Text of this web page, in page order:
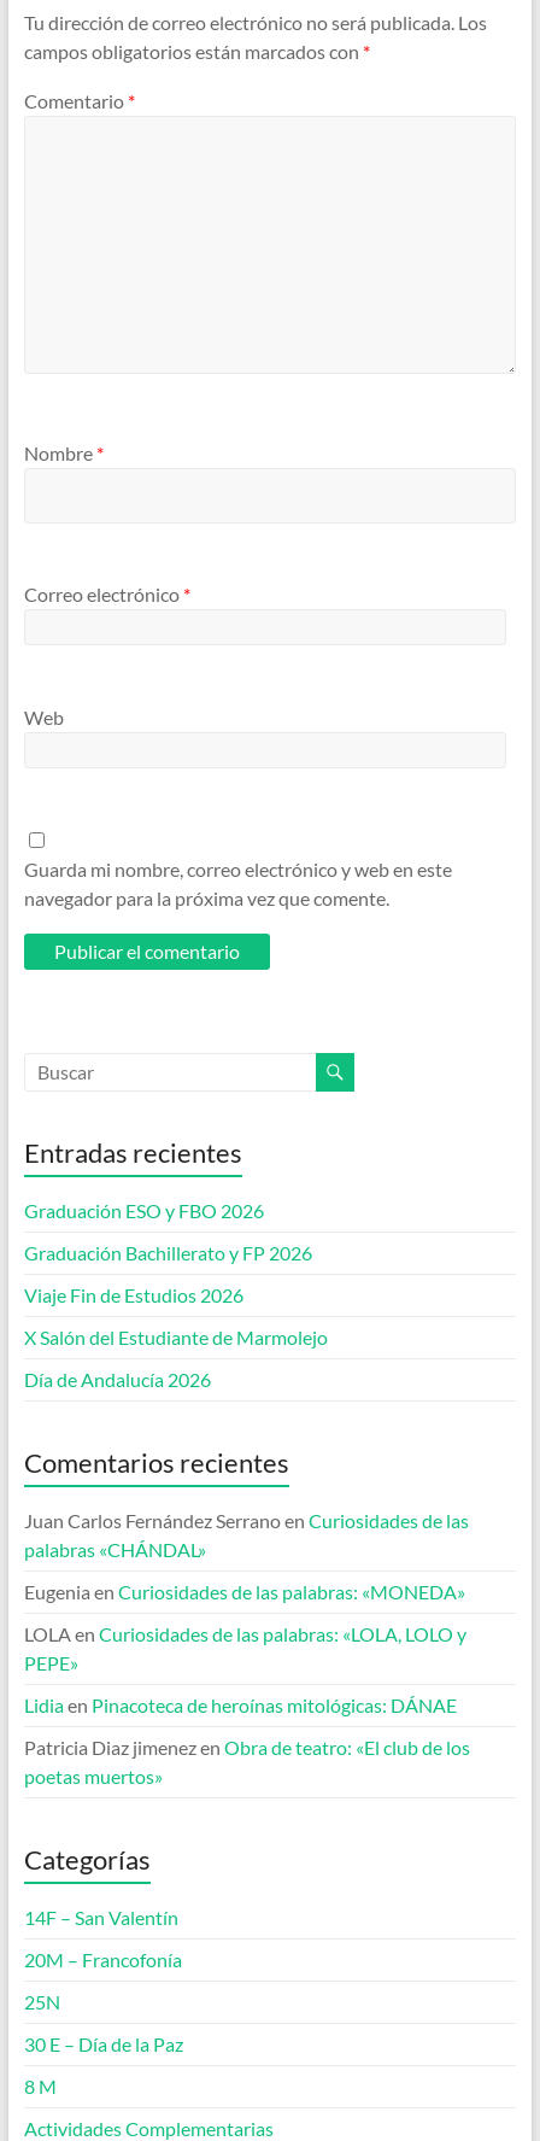
Tu dirección de correo electrónico no será publicada. Los
campos obligatorios están marcados con *
Comentario *
Nombre *
Correo electrónico *
Web
Guarda mi nombre, correo electrónico y web en este
navegador para la próxima vez que comente.
Entradas recientes
Graduación ESO y FBO 2026
Graduación Bachillerato y FP 2026
Viaje Fin de Estudios 2026
X Salón del Estudiante de Marmolejo
Día de Andalucía 2026
Comentarios recientes
Juan Carlos Fernández Serranoen Curiosidades de las
palabras «CHÁNDAL»
Eugenia en Curiosidades de las palabras: «MONEDA»
LOLA en Curiosidades de las palabras: «LOLA, LOLO y
PEPE»
Lidiaen Pinacoteca de heroínas mitológicas: DÁNAE
Patricia Diaz jimenezen Obra de teatro: «El club de los
poetas muertos»
Categorías
14F – San Valentín
20M – Francofonía
25N
30 E – Día de la Paz
8 M
Actividades Complementarias